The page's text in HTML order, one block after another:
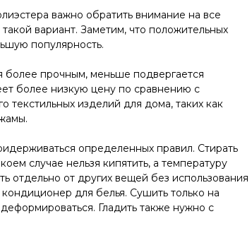
важно обратить внимание на все
вариант. Заметим, что положительных
популярность.
более прочным, меньше подвергается
более низкую цену по сравнению с
текстильных изделий для дома, таких как
определенных правил. Стирать
случае нельзя кипятить, а температуру
отдельно от других вещей без использования
для белья. Сушить только на
Гладить также нужно с